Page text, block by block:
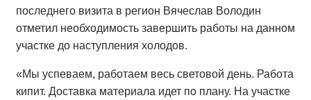
последнего визита в регион Вячеслав Володин
отметил необходимость завершить работы на данном
участке до наступления холодов.
«Мы успеваем, работаем весь световой день. Работа
кипит. Доставка материала идет по плану. На участке